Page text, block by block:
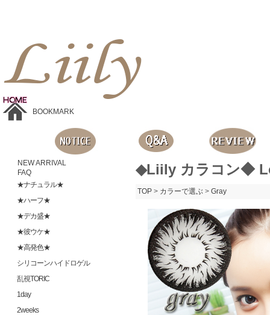
BOOKMARK
NEW ARRIVAL
FAQ
★ナチュラル★
★ハーフ★
★デカ盛★
★彼ウケ★
★高発色★
シリコーンハイドロゲル
乱視TORIC
1day
2weeks
◆Liily カラコン◆
TOP > カラーで選ぶ > Gray